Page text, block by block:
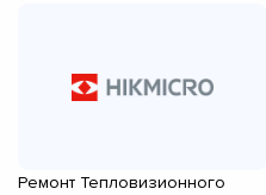
Ремонт Тепловизионного